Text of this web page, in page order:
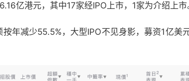
亿港元，其中17家经IPO上市，1家为介绍上市
年减少55.5%，大型IPO不见身影，募资1亿美